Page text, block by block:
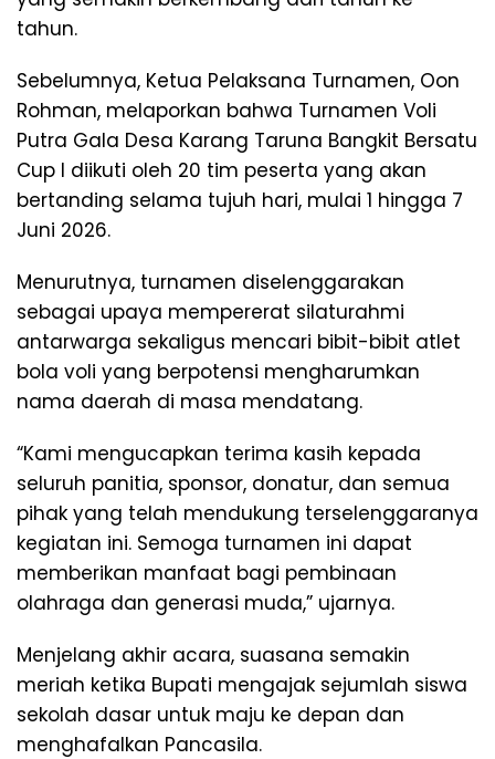
tahun.
Sebelumnya, Ketua Pelaksana Turnamen, Oon
Rohman, melaporkan bahwa Turnamen Voli
Putra Gala Desa Karang Taruna Bangkit Bersatu
Cup I diikuti oleh 20 tim peserta yang akan
bertanding selama tujuh hari, mulai 1 hingga 7
Juni 2026.
Menurutnya, turnamen diselenggarakan
sebagai upaya mempererat silaturahmi
antarwarga sekaligus mencari bibit-bibit atlet
bola voli yang berpotensi mengharumkan
nama daerah di masa mendatang.
“Kami mengucapkan terima kasih kepada
seluruh panitia, sponsor, donatur, dan semua
pihak yang telah mendukung terselenggaranya
kegiatan ini. Semoga turnamen ini dapat
memberikan manfaat bagi pembinaan
olahraga dan generasi muda,” ujarnya.
Menjelang akhir acara, suasana semakin
meriah ketika Bupati mengajak sejumlah siswa
sekolah dasar untuk maju ke depan dan
menghafalkan Pancasila.